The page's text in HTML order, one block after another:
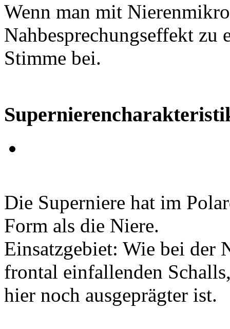
Wenn man mit
Nahbesprechungseffekt
Stimme bei.
Die Superniere hat im
Form als die Niere.
Einsatzgebiet: Wie bei der
frontal einfallenden
hier noch ausgeprägter ist.